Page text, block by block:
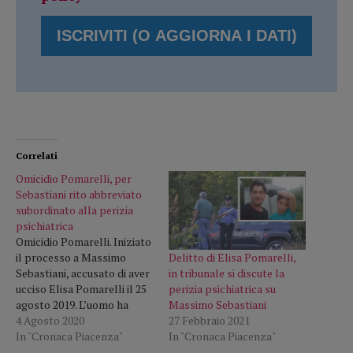
Correlati
Omicidio Pomarelli, per
Sebastiani rito abbreviato
subordinato alla perizia
psichiatrica
Omicidio Pomarelli. Iniziato
il processo a Massimo
Sebastiani, accusato di aver
ucciso Elisa Pomarelli il 25
agosto 2019. L’uomo ha
scelto il rito abbreviato,
richiesta che il giudice
4 Agosto 2020
In "Cronaca Piacenza"
Delitto di Elisa Pomarelli,
in tribunale si discute la
perizia psichiatrica su
Massimo Sebastiani
27 Febbraio 2021
In "Cronaca Piacenza"